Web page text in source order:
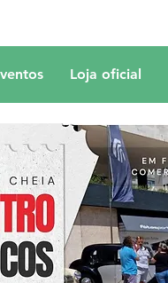
Loja oficial